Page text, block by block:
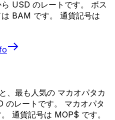
USD のレートです。 ボス
BAM です。 通貨記号は
、最も人気の マカオパタカ
のレートです。 マカオパタ
通貨記号は MOP$ です。